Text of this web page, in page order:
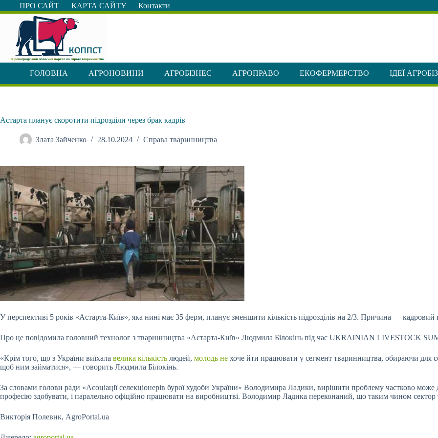
Перейти
до
ПРО САЙТ КАРТА САЙТУ Контакти
ГОЛОВНА АГРОНОВИНИ АГРОБІЗНЕС АГРОПРАВО ЕКОФЕРМЕРСТВО ІДЕЇ
Астарта планує скоротити підрозділи через брак кадрів
Злата Зайченко 28.10.2024 Справа тваринництва
У перспективі 5 років «Астарта-Київ», яка нині має 35 ферм, планує зменшити кількість підрозділів на 2/3. Причина — кадровий
Про це повідомила головний технолог з тваринництва «Астарта-Київ» Людмила Білокінь під час UKRAINIAN LIVESTOCK
«Крім того, що з України виїхала велика кількість людей, молодь не хоче йти працювати у сегмент тваринництва, обираючи для
щоб ним займатися», — говорить Людмила Білокінь.
За словами голови ради «Асоціації селекціонерів бурої худоби України» Володимира Ладики, вирішити проблему частково може
професію здобувати, і паралельно офіційно працювати на виробництві. Володимир Ладика переконаний, що таким чином
Викторія Полевик, AgroPortal.ua